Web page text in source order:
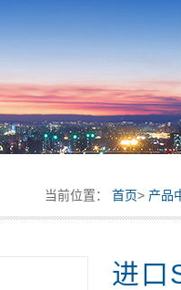
当前位置： 首页> 产品
进口